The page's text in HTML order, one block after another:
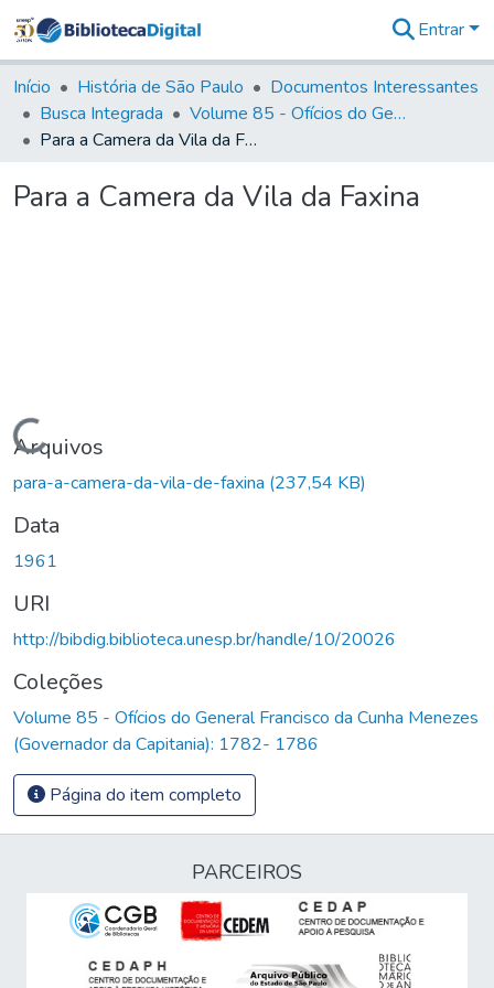
&
Coleções
Tudo na
Biblioteca
Estatísticas
Entrar
Início História de São Paulo
Documentos Interessantes
Busca Integrada
Volume 85 - Ofícios do General Francisco da Cunha Menezes (Governador da Capitania): 1782- 1786
Para a Camera da Vila da Faxina
Para a Camera da Vila da Faxina
Carregando...
Arquivos
para-a-camera-da-vila-de-faxina (237,54 KB)
Data
1961
URI
http://bibdig.biblioteca.unesp.br/handle/10/20026
Coleções
Volume 85 - Ofícios do General Francisco da Cunha Menezes
(Governador da Capitania): 1782- 1786
Página do item completo
PARCEIROS